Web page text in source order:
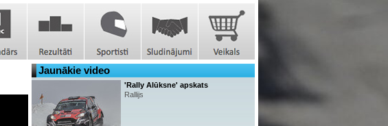
Jaunākie video
'Rally Alūksne' apskats
Rallijs